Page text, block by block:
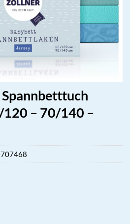
– 70/140 –